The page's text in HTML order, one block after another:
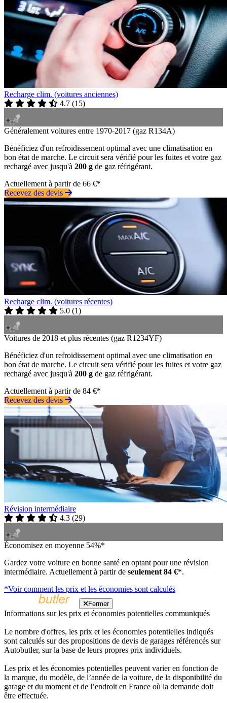
Recharge clim. (voitures anciennes)
4.7 (15)
Généralement voitures entre 1970-2017 (gaz R134A)
Bénéficiez d'un refroidissement optimal avec une climatisation en
bon état de marche. Le circuit sera vérifié pour les fuites et votre gaz
rechargé avec jusqu'à 200 g de gaz réfrigérant.
Actuellement à partir de 66 €*
Recevez des devis
Recharge clim. (voitures récentes)
5.0 (1)
Voitures de 2018 et plus récentes (gaz R1234YF)
Bénéficiez d'un refroidissement optimal avec une climatisation en
bon état de marche. Le circuit sera vérifié pour les fuites et votre gaz
rechargé avec jusqu'à 200 g de gaz réfrigérant.
Actuellement à partir de 84 €*
Recevez des devis
Révision intermédiaire
4.3 (29)
Économisez en moyenne 54%*
Gardez votre voiture en bonne santé en optant pour une révision
intermédiaire. Actuellement à partir de seulement 84 €*.
*Voir comment les prix et les économies sont calculés
Fermer
Informations sur les prix et économies potentielles communiqués
Le nombre d'offres, les prix et les économies potentielles indiqués
sont calculés sur des propositions de devis de garages référencés sur
Autobutler, sur la base de leurs propres prix individuels.
Les prix et les économies potentielles peuvent varier en fonction de
la marque, du modèle, de l’année de la voiture, de la disponibilité du
garage et du moment et de l’endroit en France où la demande doit
être effectuée.